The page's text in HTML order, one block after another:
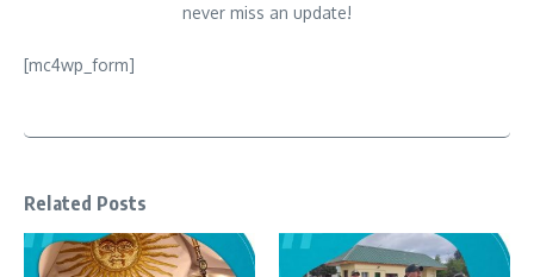
never miss an update!
[mc4wp_form]
Related Posts